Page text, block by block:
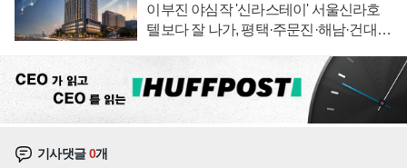
이부진 야심작 '신라스테이' 서울신라호
텔보다 잘 나가, 평택·주문진·해남·건대로
기사댓글0개